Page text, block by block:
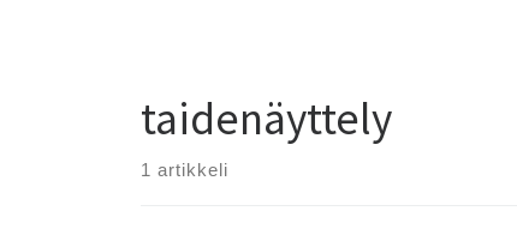
taidenäyttely
1 artikkeli